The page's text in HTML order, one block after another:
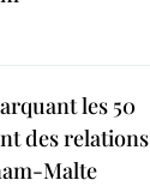
les 50
des relations
Malte